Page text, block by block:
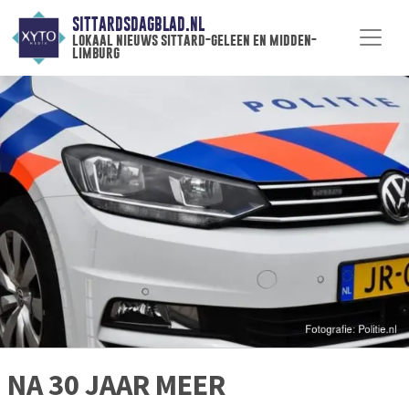
SITTARDSDAGBLAD.NL
lokaal nieuws sittard-geleen en midden-
limburg
NA 30 JAAR MEER